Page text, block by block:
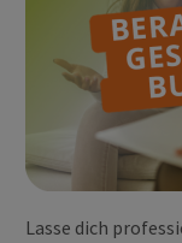
Lasse dich